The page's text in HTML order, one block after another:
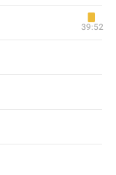
39:52